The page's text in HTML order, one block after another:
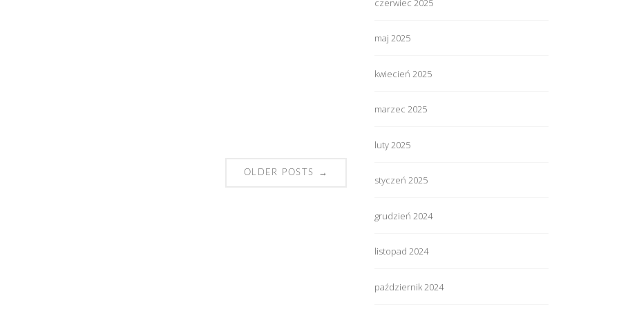
OLDER POSTS →
czerwiec 2025
maj 2025
kwiecień 2025
marzec 2025
luty 2025
styczeń 2025
grudzień 2024
listopad 2024
październik 2024